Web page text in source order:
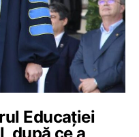
Educației